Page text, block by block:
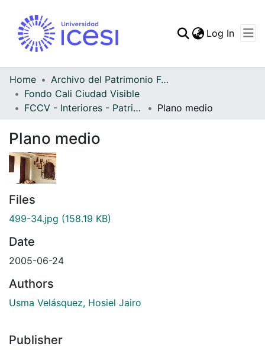
Log In
Home
Archivo del Patrimonio Fotográfico y Fílmico del Valle del Cauca
Fondo Cali Ciudad Visible
FCCV - Interiores - Patrimonial
Plano medio
Plano medio
Files
499-34.jpg (158.19 KB)
Date
2005-06-24
Authors
Usma Velásquez, Hosiel Jairo
Publisher